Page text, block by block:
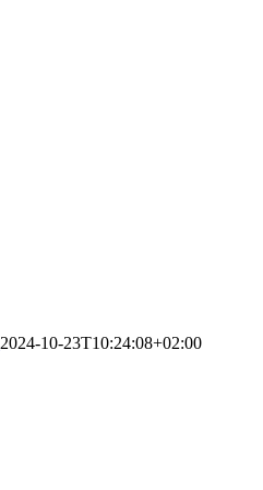
2024-10-23T10:24:08+02:00